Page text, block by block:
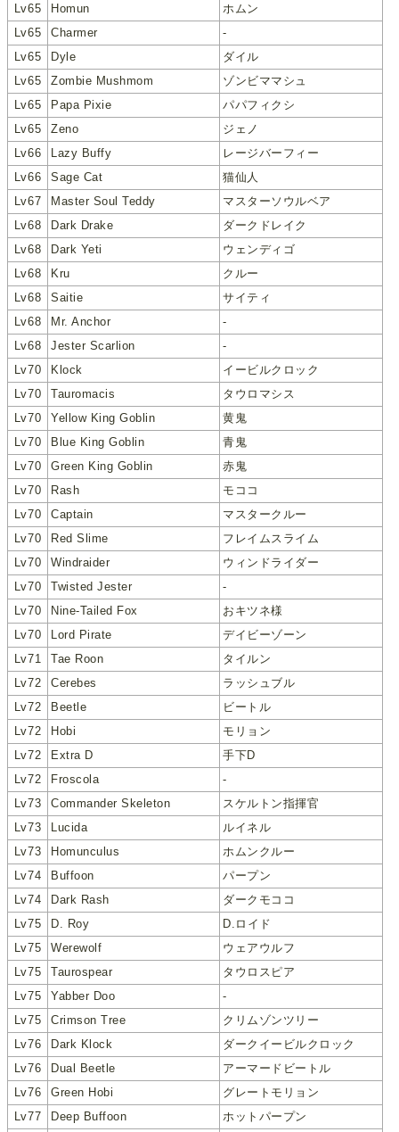
Lv65
Homun
ホムン
Lv65
Charmer
-
Lv65
Dyle
ダイル
Lv65
Zombie Mushmom
ゾンビママシュ
Lv65
Papa Pixie
パパフィクシ
Lv65
Zeno
ジェノ
Lv66
Lazy Buffy
レージバーフィー
Lv66
Sage Cat
猫仙人
Lv67
Master Soul Teddy
マスターソウルベア
Lv68
Dark Drake
ダークドレイク
Lv68
Dark Yeti
ウェンディゴ
Lv68
Kru
クルー
Lv68
Saitie
サイティ
Lv68
Mr. Anchor
-
Lv68
Jester Scarlion
-
Lv70
Klock
イービルクロック
Lv70
Tauromacis
タウロマシス
Lv70
Yellow King Goblin
黄鬼
Lv70
Blue King Goblin
青鬼
Lv70
Green King Goblin
赤鬼
Lv70
Rash
モココ
Lv70
Captain
マスタークルー
Lv70
Red Slime
フレイムスライム
Lv70
Windraider
ウィンドライダー
Lv70
Twisted Jester
-
Lv70
Nine-Tailed Fox
おキツネ様
Lv70
Lord Pirate
デイビーゾーン
Lv71
Tae Roon
タイルン
Lv72
Cerebes
ラッシュブル
Lv72
Beetle
ビートル
Lv72
Hobi
モリョン
Lv72
Extra D
手下D
Lv72
Froscola
-
Lv73
Commander Skeleton
スケルトン指揮官
Lv73
Lucida
ルイネル
Lv73
Homunculus
ホムンクルー
Lv74
Buffoon
パープン
Lv74
Dark Rash
ダークモココ
Lv75
D. Roy
D.ロイド
Lv75
Werewolf
ウェアウルフ
Lv75
Taurospear
タウロスピア
Lv75
Yabber Doo
-
Lv75
Crimson Tree
クリムゾンツリー
Lv76
Dark Klock
ダークイービルクロック
Lv76
Dual Beetle
アーマードビートル
Lv76
Green Hobi
グレートモリョン
Lv77
Deep Buffoon
ホットパープン